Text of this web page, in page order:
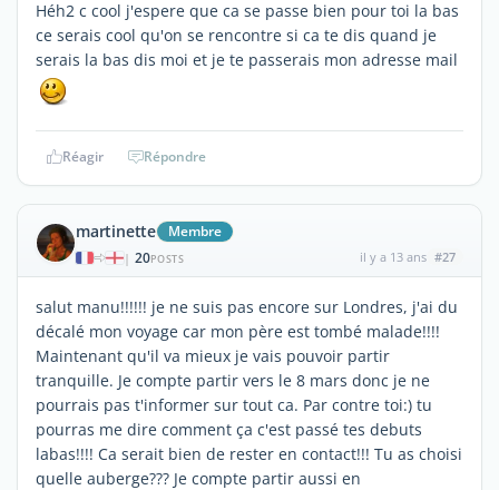
Héh2 c cool j'espere que ca se passe bien pour toi la bas
ce serais cool qu'on se rencontre si ca te dis quand je
serais la bas dis moi et je te passerais mon adresse mail
Réagir Répondre
martinette Membre
| 20POSTS il y a 13 ans #27
salut manu!!!!!! je ne suis pas encore sur Londres, j'ai du
décalé mon voyage car mon père est tombé malade!!!!
Maintenant qu'il va mieux je vais pouvoir partir
tranquille. Je compte partir vers le 8 mars donc je ne
pourrais pas t'informer sur tout ca. Par contre toi:) tu
pourras me dire comment ça c'est passé tes debuts
labas!!!! Ca serait bien de rester en contact!!! Tu as choisi
quelle auberge??? Je compte partir aussi en